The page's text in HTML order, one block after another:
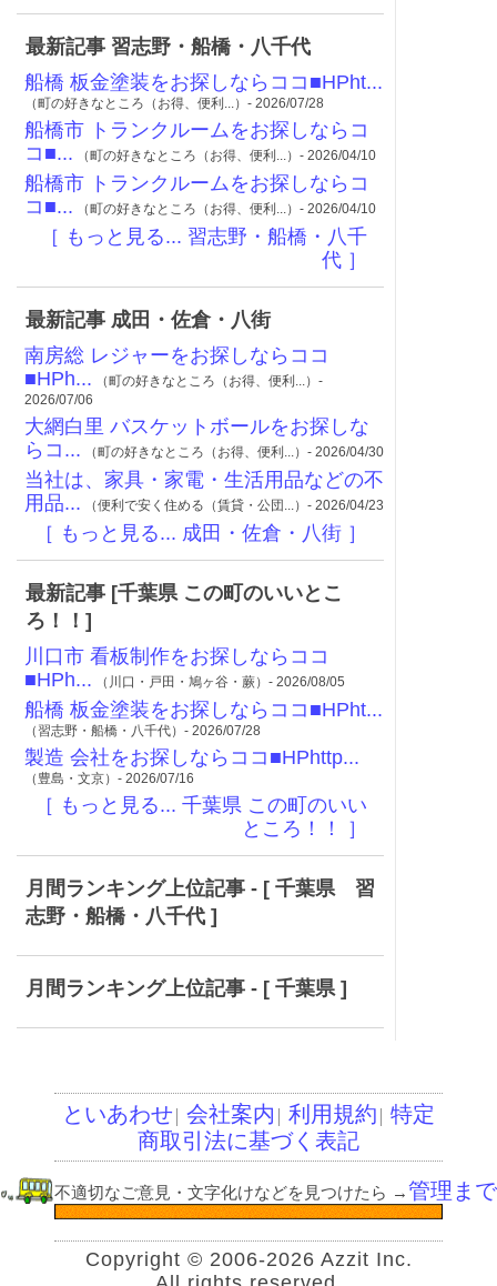
最新記事 習志野・船橋・八千代
船橋 板金塗装をお探しならココ■HPht...
（町の好きなところ（お得、便利...）- 2026/07/28
船橋市 トランクルームをお探しならコ
コ■... （町の好きなところ（お得、便利...）- 2026/04/10
船橋市 トランクルームをお探しならコ
コ■... （町の好きなところ（お得、便利...）- 2026/04/10
［ もっと見る... 習志野・船橋・八千
代 ］
最新記事 成田・佐倉・八街
南房総 レジャーをお探しならココ
■HPh... （町の好きなところ（お得、便利...）-
2026/07/06
大網白里 バスケットボールをお探しな
らコ... （町の好きなところ（お得、便利...）- 2026/04/30
当社は、家具・家電・生活用品などの不
用品... （便利で安く住める（賃貸・公団...）- 2026/04/23
［ もっと見る... 成田・佐倉・八街 ］
最新記事 [千葉県 この町のいいとこ
ろ！！]
川口市 看板制作をお探しならココ
■HPh... （川口・戸田・鳩ヶ谷・蕨）- 2026/08/05
船橋 板金塗装をお探しならココ■HPht...
（習志野・船橋・八千代）- 2026/07/28
製造 会社をお探しならココ■HPhttp...
（豊島・文京）- 2026/07/16
［ もっと見る... 千葉県 この町のいい
ところ！！ ］
月間ランキング上位記事 - [ 千葉県 習
志野・船橋・八千代 ]
月間ランキング上位記事 - [ 千葉県 ]
といあわせ 会社案内 利用規約 特定
商取引法に基づく表記
不適切なご意見・文字化けなどを見つけたら →管理まで
Copyright © 2006-2026 Azzit Inc.